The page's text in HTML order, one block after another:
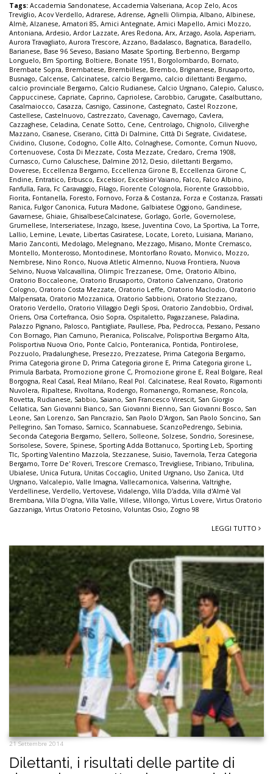
Tags: Accademia Sandonatese, Accademia Valseriana, Acop Zelo, Acos
Treviglio, Acov Verdello, Adrarese, Adrense, Agnelli Olimpia, Albano, Albinese,
Almè, Alzanese, Amatori 85, Amici Antegnate, Amici Mapello, Amici Mozzo,
Antoniana, Ardesio, Ardor Lazzate, Ares Redona, Arx, Arzago, Asola, Asperiam,
Aurora Travagliato, Aurora Trescore, Azzano, Badalasco, Bagnatica, Baradello,
Barianese, Base 96 Seveso, Basiano Masate Sporting, Berbenno, Bergamp
Longuelo, Bm Sporting, Boltiere, Bonate 1951, Borgolombardo, Bornato,
Brembate Sopra, Brembatese, Brembillese, Brembo, Brignanese, Brusaporto,
Busnago, Calcense, Calcinatese, calcio Bergamo, calcio dilettanti Bergamo,
calcio provinciale Bergamo, Calcio Rudianese, Calcio Urgnano, Calepio, Calusco,
Cappuccinese, Capriate, Caprino, Capriolese, Carobbio, Carugate, Casalbuttano,
Casalmaiocco, Casazza, Casnigo, Cassinone, Castegnato, Castel Rozzone,
Castellese, Castelnuovo, Castrezzato, Cavenago, Cavernago, Cavlera,
Cazzaghese, Celadina, Cenate Sotto, Cene, Centrolago, Chignolo, Ciliverghe
Mazzano, Cisanese, Ciserano, Città Di Dalmine, Città Di Segrate, Cividatese,
Cividino, Clusone, Codogno, Colle Alto, Colnaghese, Comonte, Comun Nuovo,
Cortenuovese, Costa Di Mezzate, Costa Mezzate, Credaro, Crema 1908,
Curnasco, Curno Caluschese, Dalmine 2012, Desio, dilettanti Bergamo,
Doverese, Eccellenza Bergamo, Eccellenza Girone B, Eccellenza Girone C,
Endine, Entratico, Erbusco, Excelsior, Excelsior Vaiano, Falco, Falco Albino,
Fanfulla, Fara, Fc Caravaggio, Filago, Fiorente Colognola, Fiorente Grassobbio,
Fiorita, Fontanella, Foresto, Fornovo, Forza & Costanza, Forza e Costanza, Frassati
Ranica, Fulgor Canonica, Futura Madone, Galbiatese Oggiono, Gandinese,
Gavarnese, Ghiaie, GhisalbeseCalcinatese, Gorlago, Gorle, Governolese,
Grumellese, Interseriatese, Inzago, Issese, Juventina Covo, La Sportiva, La Torre,
Lallio, Lemine, Levate, Libertas Casiratese, Locate, Loreto, Luisiana, Mariano,
Mario Zanconti, Medolago, Melegnano, Mezzago, Misano, Monte Cremasco,
Montello, Monterosso, Montodinese, Montorfano Rovato, Monvico, Mozzo,
Nembrese, Nino Ronco, Nuova Atletic Almenno, Nuova Frontiera, Nuova
Selvino, Nuova Valcavallina, Olimpic Trezzanese, Ome, Oratorio Albino,
Oratorio Boccaleone, Oratorio Brusaporto, Oratorio Calvenzano, Oratorio
Cologno, Oratorio Costa Mezzate, Oratorio Leffe, Oratorio Maclodio, Oratorio
Malpensata, Oratorio Mozzanica, Oratorio Sabbioni, Oratorio Stezzano,
Oratorio Verdello, Oratorio Villaggio Degli Sposi, Oratorio Zandobbio, Ordival,
Oriens, Orsa Cortefranca, Osio Sopra, Ospitaletto, Pagazzanese, Paladina,
Palazzo Pignano, Palosco, Pantigliate, Paullese, Pba, Pedrocca, Pessano, Pessano
Con Bornago, Pian Camuno, Pieranica, Poliscalve, Polisportiva Bergamo Alta,
Polisportiva Nuova Orio, Ponte Calcio, Ponteranica, Pontida, Pontirolese,
Pozzuolo, Pradalunghese, Presezzo, Prezzatese, Prima Categoria Bergamo,
Prima Categoria girone D, Prima Categoria girone E, Prima Categoria girone L ,
Primula Barbata, Promozione girone C, Promozione girone E, Real Bolgare, Real
Borgogna, Real Casal, Real Milano, Real Pol. Calcinatese, Real Rovato, Rigamonti
Nuvolera, Ripaltese, Rivoltana, Rodengo, Romanengo, Romanese, Roncola,
Rovetta, Rudianese, Sabbio, Saiano, San Francesco Virescit, San Giorgio
Cellatica, San Giovanni Bianco, San Giovanni Bienno, San Giovanni Bosco, San
Leone, San Lorenzo, San Pancrazio, San Paolo D'Argon, San Paolo Soncino, San
Pellegrino, San Tomaso, Sarnico, Scannabuese, ScanzoPedrengo, Sebinia,
Seconda Categoria Bergamo, Sellero, Solleone, Solzese, Sondrio, Soresinese,
Sorisolese, Sovere, Spinese, Sporting Adda Bottanuco, Sporting Leb, Sporting
Tlc, Sporting Valentino Mazzola, Stezzanese, Suisio,Tavernola,Terza Categoria
Bergamo,Torre De' Roveri,Trescore Cremasco,Trevigliese,Tribiano,Tribulina,
Ubialese, Unica Futura, Unitas Coccaglio, United Urgnano, Uso Zanica, Utd
Urgnano, Valcalepio, Valle Imagna, Vallecamonica, Valserina, Valtrighe,
Verdellinese, Verdello, Vertovese, Vidalengo, Villa D'adda, Villa d'Almè Val
Brembana, Villa D'ogna, Villa Valle, Villese, Villongo, Virtus Lovere, Virtus Oratorio
Gazzaniga, Virtus Oratorio Petosino, Voluntas Osio, Zogno 98
LEGGI TUTTO
21 Settembre 2014
Dilettanti, i risultati delle partite di